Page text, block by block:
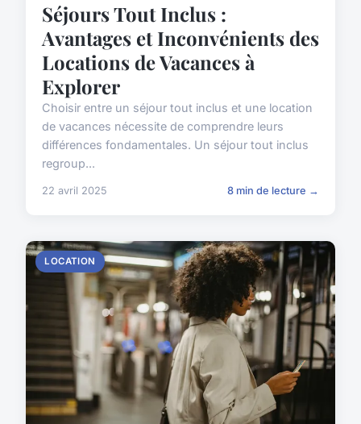
Séjours Tout Inclus :
Avantages et Inconvénients des
Locations de Vacances à
Explorer
Choisir entre un séjour tout inclus et une location
de vacances nécessite de comprendre leurs
différences fondamentales. Un séjour tout inclus
regroup...
22 avril 2025 8 min de lecture →
LOCATION